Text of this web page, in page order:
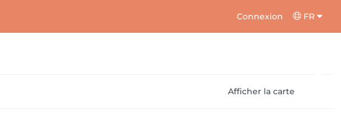
Connexion FR
Afficher la carte